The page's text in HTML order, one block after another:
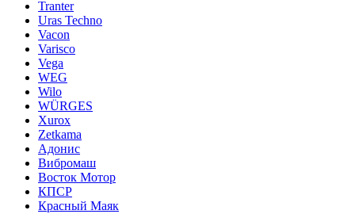
Tranter
Uras Techno
Vacon
Varisco
Vega
WEG
Wilo
WÜRGES
Xurox
Zetkama
Адонис
Вибромаш
Восток Мотор
КПСР
Красный Маяк